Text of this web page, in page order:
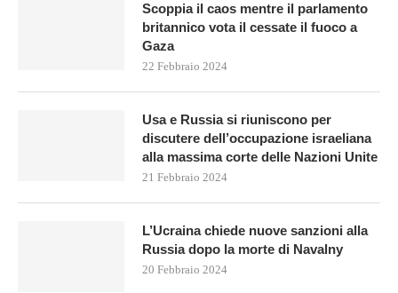
Scoppia il caos mentre il parlamento
britannico vota il cessate il fuoco a
Gaza
22 Febbraio 2024
Usa e Russia si riuniscono per
discutere dell’occupazione israeliana
alla massima corte delle Nazioni Unite
21 Febbraio 2024
L’Ucraina chiede nuove sanzioni alla
Russia dopo la morte di Navalny
20 Febbraio 2024